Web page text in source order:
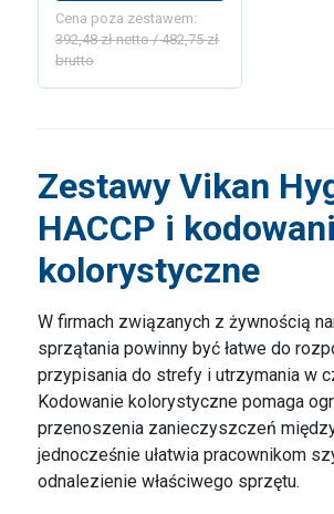
Cena poza zestawem:
392,48 zł netto / 482,75 zł
brutto
Zestawy Vikan
HACCP i
kolorystyczne
W firmach związanych z żywnością
sprzątania powinny być łatwe do
przypisania do strefy i utrzymania w
Kodowanie kolorystyczne pomaga
przenoszenia zanieczyszczeń
jednocześnie ułatwia pracownikom
odnalezienie właściwego sprzętu.